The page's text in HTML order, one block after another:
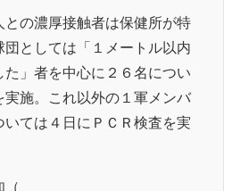
の濃厚接触者は保健所が特
としては「１メートル以内
」者を中心に２６名につい
実施。これ以外の１軍メンバ
ては４日にＰＣＲ検査を実
（